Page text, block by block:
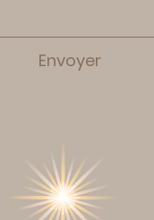
Envoyer